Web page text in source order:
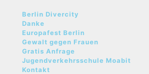
Berlin Divercity
Danke
Europafest Berlin
Gewalt gegen Frauen
Gratis Anfrage
Jugendverkehrsschule Moabit
Kontakt